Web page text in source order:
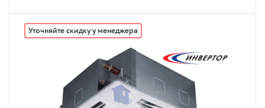
Уточняйте скидку у менеджера